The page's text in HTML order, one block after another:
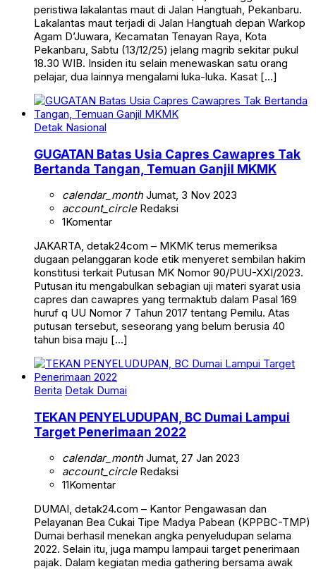
peristiwa lakalantas maut di Jalan Hangtuah, Pekanbaru.
Lakalantas maut terjadi di Jalan Hangtuah depan Warkop
Agam D’Juwara, Kecamatan Tenayan Raya, Kota
Pekanbaru, Sabtu (13/12/25) jelang magrib sekitar pukul
18.30 WIB. Insiden itu selain menewaskan satu orang
pelajar, dua lainnya mengalami luka-luka. Kasat […]
Detak Nasional
GUGATAN Batas Usia Capres Cawapres Tak
Bertanda Tangan, Temuan Ganjil MKMK
calendar_monthJumat, 3 Nov 2023
account_circleRedaksi
1Komentar
JAKARTA, detak24com – MKMK terus memeriksa
dugaan pelanggaran kode etik menyeret sembilan hakim
konstitusi terkait Putusan MK Nomor 90/PUU-XXI/2023.
Putusan itu mengabulkan sebagian uji materi syarat usia
capres dan cawapres yang termaktub dalam Pasal 169
huruf q UU Nomor 7 Tahun 2017 tentang Pemilu. Atas
putusan tersebut, seseorang yang belum berusia 40
tahun bisa maju […]
Berita Detak Dumai
TEKAN PENYELUDUPAN, BC Dumai Lampui
Target Penerimaan 2022
calendar_monthJumat, 27 Jan 2023
account_circleRedaksi
11Komentar
DUMAI, detak24.com – Kantor Pengawasan dan
Pelayanan Bea Cukai Tipe Madya Pabean (KPPBC-TMP)
Dumai berhasil menekan angka penyeludupan selama
2022. Selain itu, juga mampu lampaui target penerimaan
pajak. Dalam kegiatan media gathering bersama awak